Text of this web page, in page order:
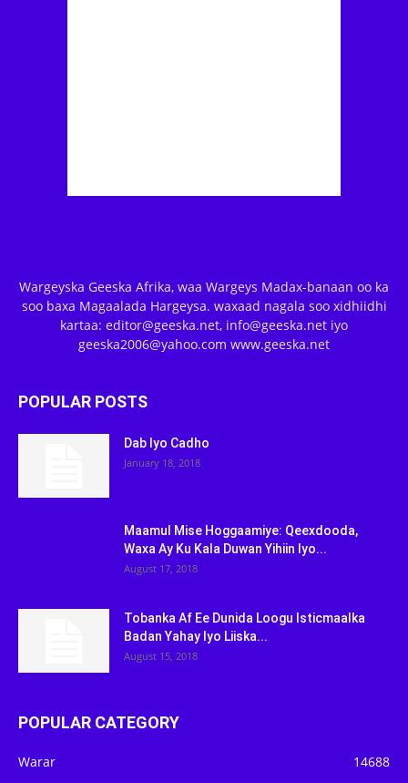
Wargeyska Geeska Afrika, waa Wargeys Madax-banaan oo ka
soo baxa Magaalada Hargeysa. waxaad nagala soo xidhiidhi
kartaa: editor@geeska.net, info@geeska.net iyo
geeska2006@yahoo.com www.geeska.net
POPULAR POSTS
Dab Iyo Cadho
January 18, 2018
Maamul Mise Hoggaamiye: Qeexdooda,
Waxa Ay Ku Kala Duwan Yihiin Iyo...
August 17, 2018
Tobanka Af Ee Dunida Loogu Isticmaalka
Badan Yahay Iyo Liiska...
August 15, 2018
POPULAR CATEGORY
Warar
14688